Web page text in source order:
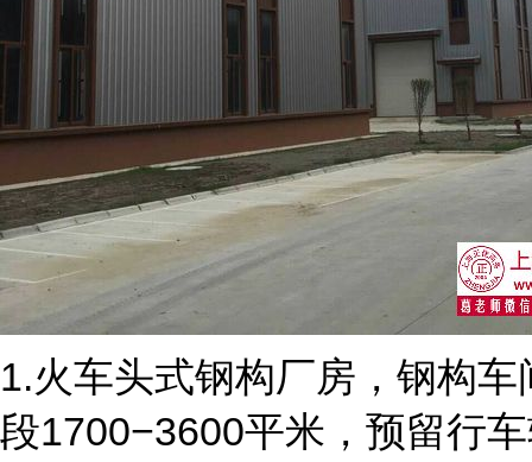
1.火车头式钢构厂房，钢构
段1700−3600平米，预留行